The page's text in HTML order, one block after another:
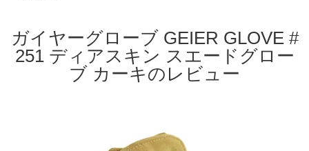
ガイヤーグローブ GEIER GLOVE #
251 ディアスキン スエードグロー
ブ カーキのレビュー